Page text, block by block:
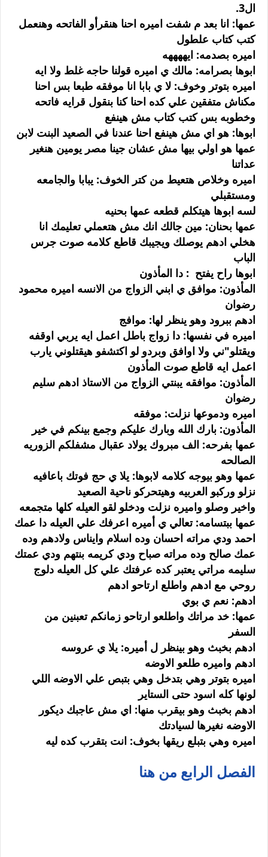
ال3.
عمها: انا بعد م شفت اميره احنا هنقرأو الفاتحه وهنعمل
كتب كتاب علطول
اميره بصدمه: ايههههه
ابوها بصرامه: مالك ي اميره قولنا حاجه غلط ولا ايه
اميره بتوتر وخوف: لا ي بابا انا موفقه طبعا بس احنا
مكناش متفقين علي كده احنا كنا بنقول قرايه فاتحه
وخطوبه بس كتب كتاب مش هينفع
ابوها: هو اي مش هينفع احنا عندنا في الصعيد البنت لابن
عمها هو اولي بيها مش عشان جينا مصر يومين هنغير
عداتنا
اميره وخلاص هتعيط من كتر الخوف: يبابا والجامعه
ومستقبلي
لسه ابوها هيتكلم قطعه عمها بحنيه
عمها بحنان: مين جالك انك مش هتعملي تعليمك انا
هخلي ادهم يوصلك ويجيبك قاطع كلامه صوت جرس
الباب
ابوها راح يفتح : دا المأذون
المأذون: موافق ي ابني الزواج من الانسه اميره محمود
رضوان
ادهم ببرود وهو ينظر لها: موافج
اميره في نفسها: دا زواج باطل اعمل ايه يربي اوقفه
ويقتلو"ني ولا اوافق وبردو لو اكتشفو هيقتلوني يارب
اعمل ايه قاطع صوت المأذون
المأذون: موافقه يبنتي الزواج من الاستاذ ادهم سليم
رضوان
اميره ودموعها نزلت: موفقه
المأذون: بارك الله وبارك عليكم وجمع بينكم في خير
عمها بفرحه: الف مبروك يولاد عقبال مشفلكم الزوريه
الصالحه
عمها وهو بيوجه كلامه لابوها: يلا ي حج فوتك باعافيه
نزلو وركبو العربيه وهيتحركو ناحية الصعيد
واخير وصلو واميره نزلت ودخلو لقو العيله كلها متجمعه
عمها ببتسامه: تعالي ي أميره اعرفك علي العيله دا عمك
احمد ودي مراته احسان وده اسلام وايناس ولادهم وده
عمك صالح وده مراته صباح ودي كريمه بنتهم ودي عمتك
سليمه مراتي يعتبر كده عرفتك علي كل العيله دلوج
روحي مع ادهم واطلع ارتاحو ادهم
ادهم: نعم ي بوي
عمها: خد مراتك واطلعو ارتاحو زمانكم تعبنين من
السفر
ادهم بخبث وهو بينظر ل أميره: يلا ي عروسه
ادهم واميره طلعو الاوضه
اميره بتوتر وهي بتدخل وهي بتبص علي الاوضه اللي
لونها كله اسود حتى الستاير
ادهم بخبث وهو بيقرب منها: اي مش عاجبك ديكور
الاوضه نغيرها لسيادتك
اميره وهي بتبلع ريقها بخوف: انت بتقرب كده ليه
الفصل الرابع من هنا